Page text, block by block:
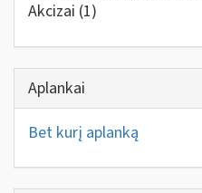
Akcizai (1)
Aplankai
Bet kurį aplanką